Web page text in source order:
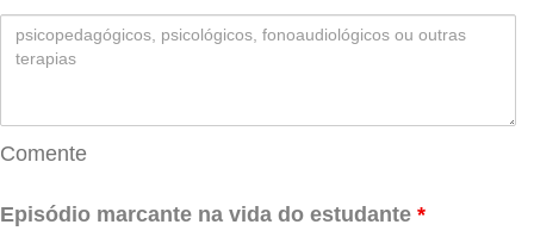
Comente
Episódio marcante na vida do estudante *